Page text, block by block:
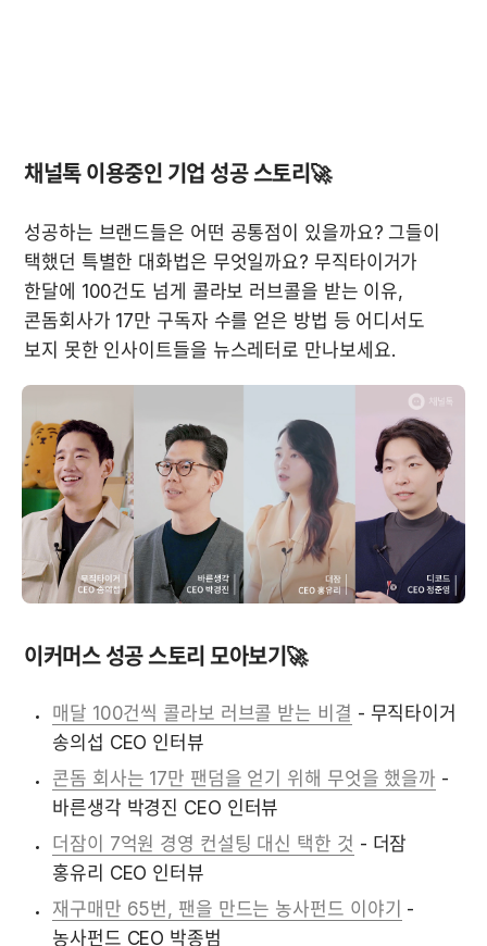
채널톡 이용중인 기업 성공 스토리🚀
성공하는 브랜드들은 어떤 공통점이 있을까요? 그들이
택했던 특별한 대화법은 무엇일까요? 무직타이거가
한달에 100건도 넘게 콜라보 러브콜을 받는 이유,
콘돔회사가 17만 구독자 수를 얻은 방법 등 어디서도
보지 못한 인사이트들을 뉴스레터로 만나보세요.
이커머스 성공 스토리 모아보기🚀
매달 100건씩 콜라보 러브콜 받는 비결 - 무직타이거
송의섭 CEO 인터뷰
콘돔 회사는 17만 팬덤을 얻기 위해 무엇을 했을까 -
바른생각 박경진 CEO 인터뷰
더잠이 7억원 경영 컨설팅 대신 택한 것 - 더잠
홍유리 CEO 인터뷰
재구매만 65번, 팬을 만드는 농사펀드 이야기 -
농사펀드 CEO 박종범